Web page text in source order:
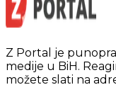
Z Portal je
medije u BiH.
možete slati na